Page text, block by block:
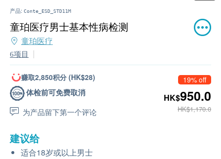
产品: Conte_ESD_STD11M
童珀医疗男士基本性病检测
童珀医疗
6项目
赚取2,850积分 (HK$28)
体检前可免费取消
为产品留下第一个评论
19% off
HK$950.0
HK$1,170.0
建议给
适合18岁或以上男士